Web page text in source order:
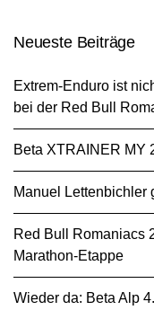
Neueste Beiträge
Extrem-Enduro ist
bei der Red Bull
Beta XTRAINER MY
Manuel Lettenbichler
Red Bull Romaniacs
Marathon-Etappe
Wieder da: Beta Alp